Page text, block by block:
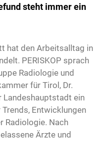
steht immer ein
hat den Arbeitsalltag in
PERISKOP sprach
Radiologie und
für Tirol, Dr.
Landeshauptstadt ein
Entwicklungen
Radiologie. Nach
Ärzte und